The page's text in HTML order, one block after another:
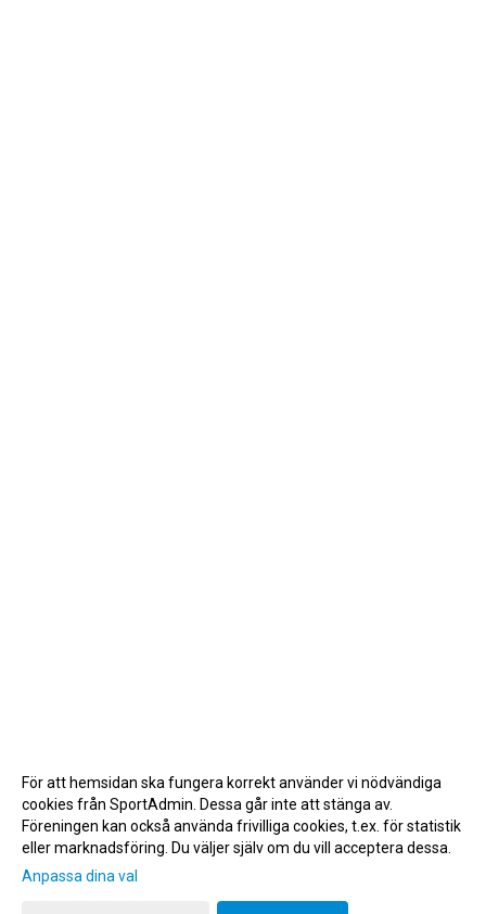
Gå till Webbversion
För att hemsidan ska fungera korrekt använder vi nödvändiga
cookies från SportAdmin. Dessa går inte att stänga av.
Föreningen kan också använda frivilliga cookies, t.ex. för statistik
eller marknadsföring. Du väljer själv om du vill acceptera dessa.
Anpassa dina val